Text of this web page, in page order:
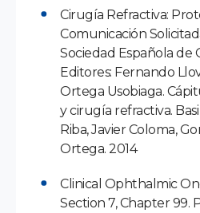
Cirugía Refractiva:
Comunicación
Sociedad Española de
Editores: Fernando
Ortega Usobiaga.
y cirugía refractiva.
Riba, Javier Coloma,
Ortega. 2014
Clinical Ophthalmic
Section 7, Chapter 99.